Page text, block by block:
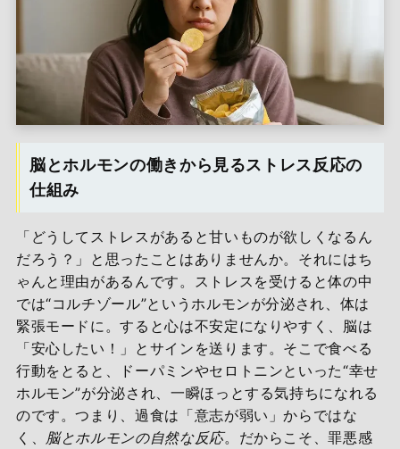
脳とホルモンの働きから見るストレス反応の
仕組み
「どうしてストレスがあると甘いものが欲しくなるん
だろう？」と思ったことはありませんか。それにはち
ゃんと理由があるんです。ストレスを受けると体の中
では“コルチゾール”というホルモンが分泌され、体は
緊張モードに。すると心は不安定になりやすく、脳は
「安心したい！」とサインを送ります。そこで食べる
行動をとると、ドーパミンやセロトニンといった“幸せ
ホルモン”が分泌され、一瞬ほっとする気持ちになれる
のです。つまり、過食は「意志が弱い」からではな
く、 脳とホルモンの自然な反応。だからこそ、罪悪感